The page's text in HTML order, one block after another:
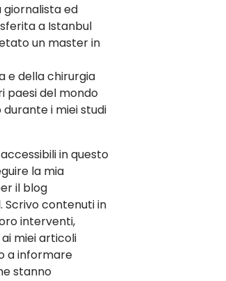
giornalista ed
a Istanbul
un master in
e della chirurgia
paesi del mondo
i miei studi
in questo
la mia
il blog
Scrivo contenuti in
interventi,
miei articoli
a informare
stanno